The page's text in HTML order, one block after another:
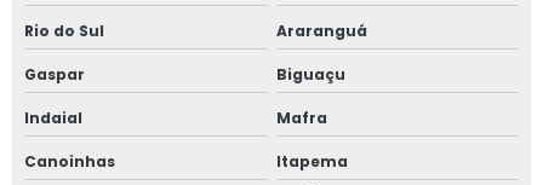
Rio do Sul Araranguá
Gaspar Biguaçu
Indaial Mafra
Canoinhas
Itapema